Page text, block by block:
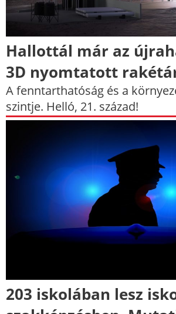
Hallottál már az
3D nyomtatott
A fenntarthatóság és a
szintje. Helló, 21. század!
203 iskolában lesz